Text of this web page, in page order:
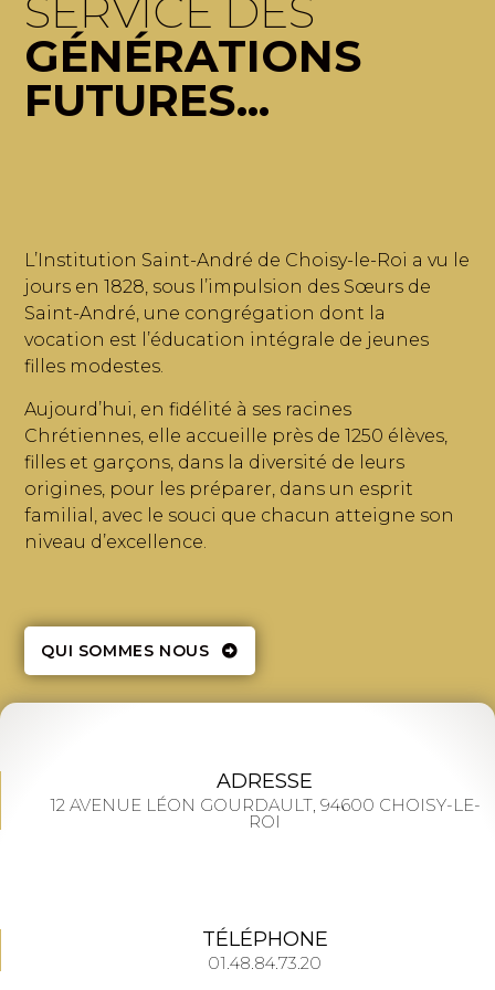
SERVICE DES
GÉNÉRATIONS
FUTURES...
L’Institution Saint-André de Choisy-le-Roi a vu le
jours en 1828, sous l’impulsion des Sœurs de
Saint-André, une congrégation dont la
vocation est l’éducation intégrale de jeunes
filles modestes.
Aujourd’hui, en fidélité à ses racines
Chrétiennes, elle accueille près de 1250 élèves,
filles et garçons, dans la diversité de leurs
origines, pour les préparer, dans un esprit
familial, avec le souci que chacun atteigne son
niveau d’excellence.
QUI SOMMES NOUS
ADRESSE
12 AVENUE LÉON GOURDAULT, 94600 CHOISY-LE-
ROI
TÉLÉPHONE
01.48.84.73.20